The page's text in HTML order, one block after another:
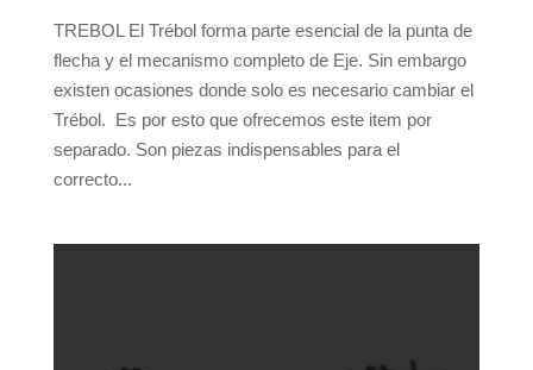
TREBOL El Trébol forma parte esencial de la punta de
flecha y el mecanismo completo de Eje. Sin embargo
existen ocasiones donde solo es necesario cambiar el
Trébol. Es por esto que ofrecemos este item por
separado. Son piezas indispensables para el
correcto...